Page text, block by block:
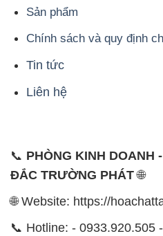
Sản phẩm
Chính sách và quy định
Tin tức
Liên hệ
📞 PHÒNG KINH DOANH
ĐẮC TRƯỜNG PHÁT🌐
🌐 Website: https://
📞 Hotline: - 0933.920.505